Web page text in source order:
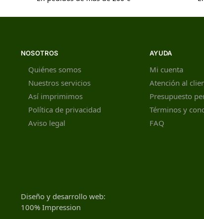
NOSOTROS
Quiénes somos
Nuestros servicios
Así imprimimos
Política de privacidad
Aviso legal
AYUDA
Mi cuenta
Atención al
Presupuesto
Términos y
FAQ
Diseño y desarrollo web:
100% Impression